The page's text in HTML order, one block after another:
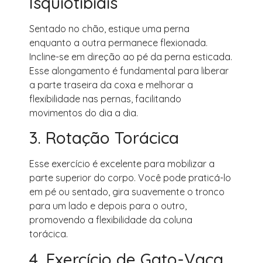
Sentado no chão, estique uma perna
enquanto a outra permanece flexionada.
Incline-se em direção ao pé da perna esticada.
Esse alongamento é fundamental para liberar
a parte traseira da coxa e melhorar a
flexibilidade nas pernas, facilitando
movimentos do dia a dia.
3. Rotação Torácica
Esse exercício é excelente para mobilizar a
parte superior do corpo. Você pode praticá-lo
em pé ou sentado, gira suavemente o tronco
para um lado e depois para o outro,
promovendo a flexibilidade da coluna
torácica.